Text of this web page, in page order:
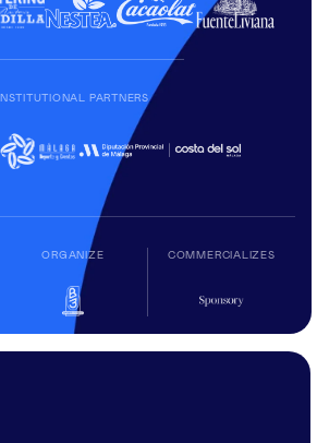
INSTITUTIONAL PARTNERS
ORGANIZE COMMERCIALIZES